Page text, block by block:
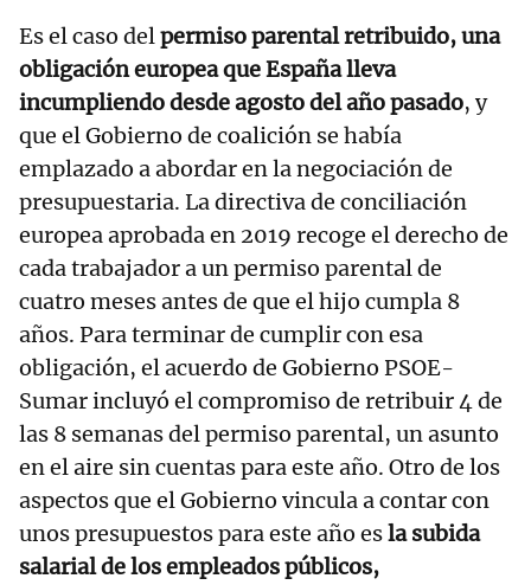
Es el caso delpermiso parental retribuido, una
obligación europea que España lleva
incumpliendo desde agosto del año pasado, y
que el Gobierno de coalición se había
emplazado a abordar en la negociación de
presupuestaria. La directiva de conciliación
europea aprobada en 2019 recoge el derecho de
cada trabajador a un permiso parental de
cuatro meses antes de que el hijo cumpla 8
años. Para terminar de cumplir con esa
obligación, el acuerdo de Gobierno PSOE-
Sumar incluyó el compromiso de retribuir 4 de
las 8 semanas del permiso parental, un asunto
en el aire sin cuentas para este año. Otro de los
aspectos que el Gobierno vincula a contar con
unos presupuestos para este año esla subida
salarial de los empleados públicos,